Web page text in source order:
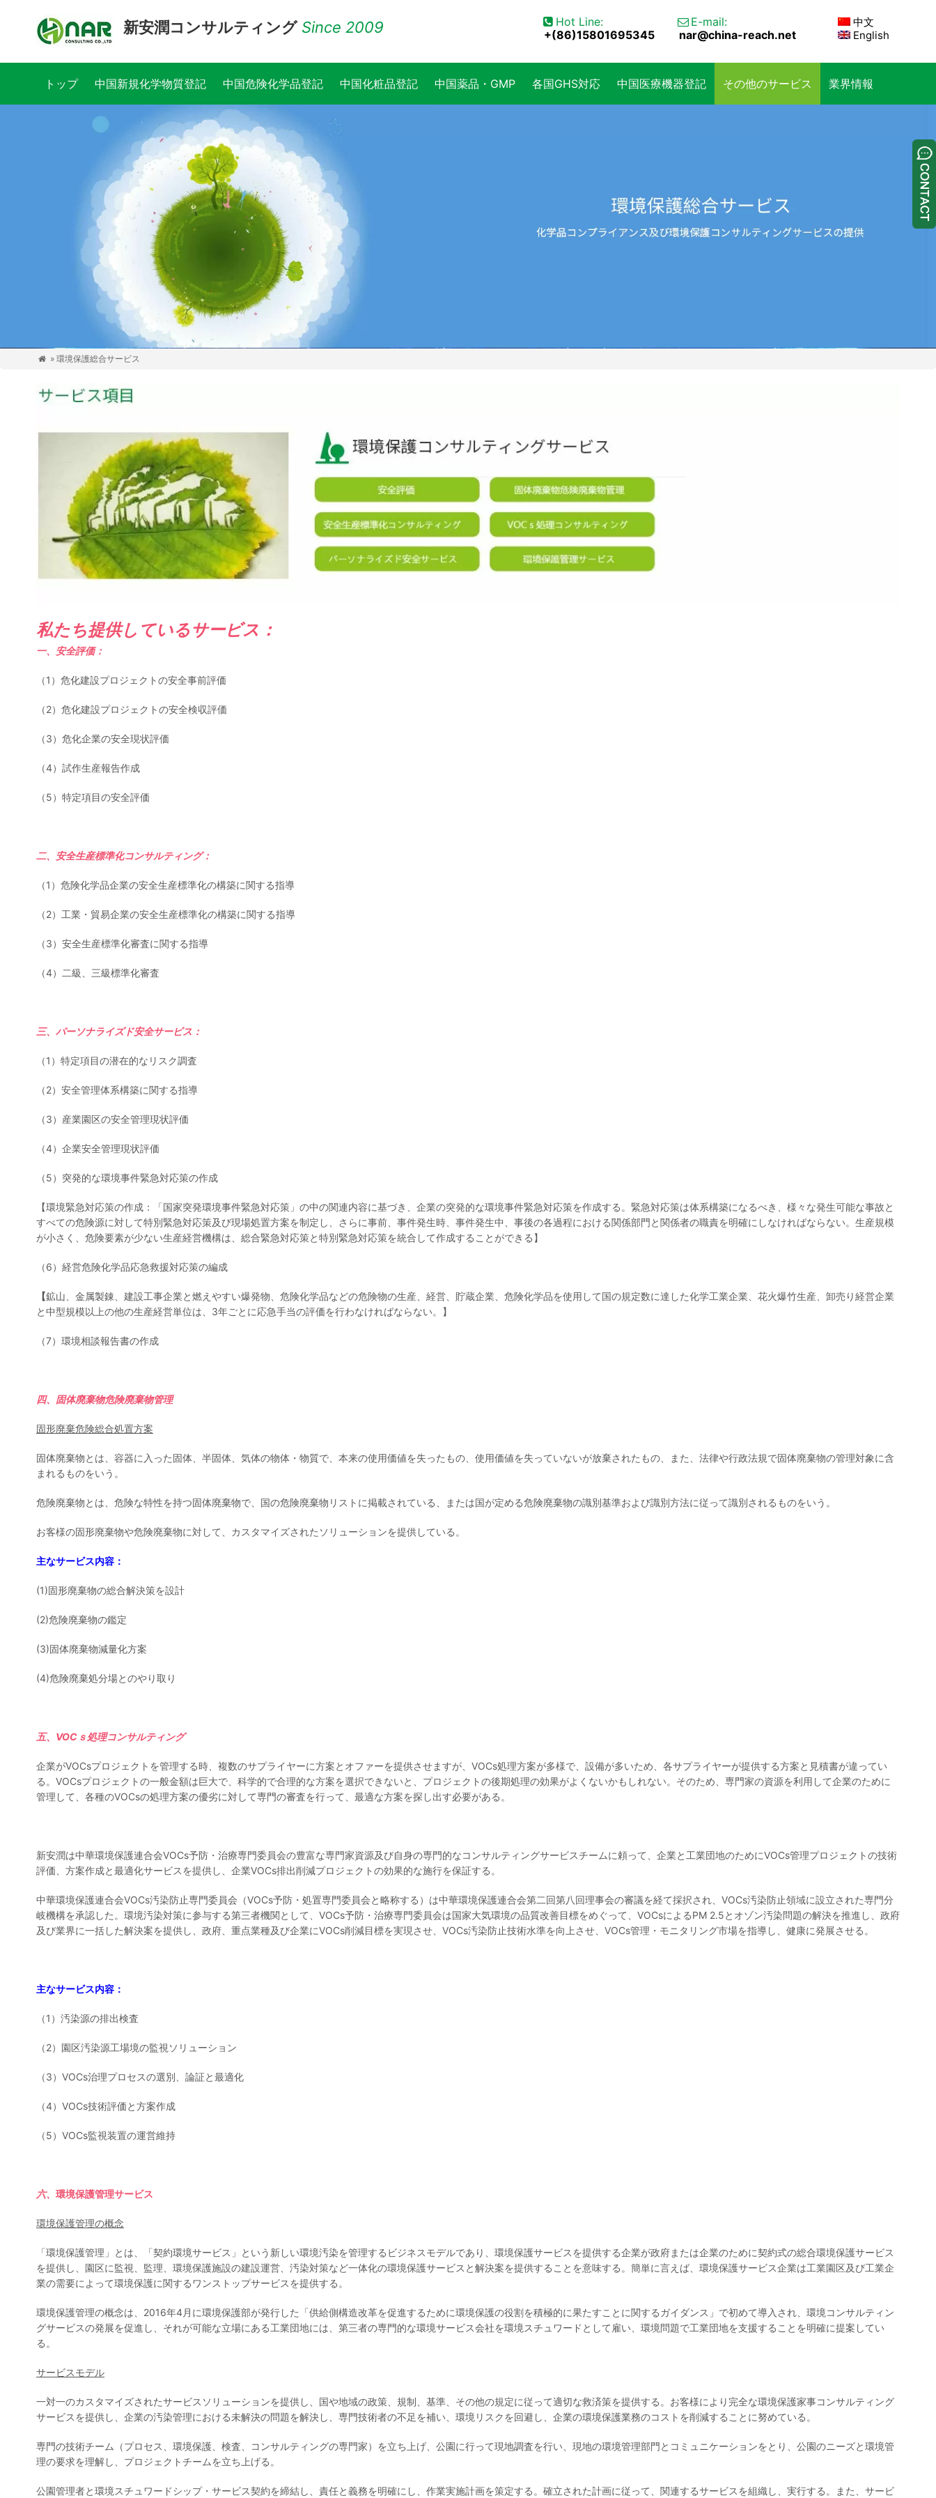
新安潤コンサルティング Since 2009  Hot Line:
+(86)15801695345
 E-mail:
nar@china-reach.net
中文
English
トップ 中国新規化学物質登記 中国危険化学品登記 中国化粧品登記 中国薬品・GMP 各国GHS対応 中国医療機器登記 その他のサービス 業界情報
 » 環境保護総合サービス
私たち提供しているサービス：
一、 安全評価：
（1）危化建設プロジェクトの安全事前評価
（2）危化建設プロジェクトの安全検収評価
（3）危化企業の安全現状評価
（4）試作生産報告作成
（5）特定項目の安全評価
二、安全生産標準化コンサルティング：
（1）危険化学品企業の安全生産標準化の構築に関する指導
（2）工業・貿易企業の安全生産標準化の構築に関する指導
（3）安全生産標準化審査に関する指導
（4）二級、三級標準化審査
三、パーソナライズド安全サービス：
（1）特定項目の潜在的なリスク調査
（2）安全管理体系構築に関する指導
（3）産業園区の安全管理現状評価
（4）企業安全管理現状評価
（5）突発的な環境事件緊急対応策の作成
【環境緊急対応策の作成：「国家突発環境事件緊急対応策」の中の関連内容に基づき、企業の突発的な環境事件緊急対応策を作成する。緊急対応策は体系構築になるべき、様々な発生可能な事故と
すべての危険源に対して特別緊急対応策及び現場処置方案を制定し、さらに事前、事件発生時、事件発生中、事後の各過程における関係部門と関係者の職責を明確にしなければならない。生産規模
が小さく、危険要素が少ない生産経営機構は、総合緊急対応策と特別緊急対応策を統合して作成することができる】
（6）経営危険化学品応急救援対応策の編成
【鉱山、金属製錬、建設工事企業と燃えやすい爆発物、危険化学品などの危険物の生産、経営、貯蔵企業、危険化学品を使用して国の規定数に達した化学工業企業、花火爆竹生産、卸売り経営企業
と中型規模以上の他の生産経営単位は、3年ごとに応急手当の評価を行わなければならない。】
（7）環境相談報告書の作成
四、 固体廃棄物危険廃棄物管理
固形廃棄危険総合処置方案
固体廃棄物とは、容器に入った固体、半固体、気体の物体・物質で、本来の使用価値を失ったもの、使用価値を失っていないが放棄されたもの、また、法律や行政法規で固体廃棄物の管理対象に含
まれるものをいう。
危険廃棄物とは、危険な特性を持つ固体廃棄物で、国の危険廃棄物リストに掲載されている、または国が定める危険廃棄物の識別基準および識別方法に従って識別されるものをいう。
お客様の固形廃棄物や危険廃棄物に対して、カスタマイズされたソリューションを提供している。
主なサービス内容：
(1)固形廃棄物の総合解決策を設計
(2)危険廃棄物の鑑定
(3)固体廃棄物減量化方案
(4)危険廃棄処分場とのやり取り
五、 VOCｓ処理コンサルティング
企業がVOCsプロジェクトを管理する時、複数のサプライヤーに方案とオファーを提供させますが、VOCs処理方案が多様で、設備が多いため、各サプライヤーが提供する方案と見積書が違ってい
る。VOCsプロジェクトの一般金額は巨大で、科学的で合理的な方案を選択できないと、プロジェクトの後期処理の効果がよくないかもしれない。そのため、専門家の資源を利用して企業のために
管理して、各種のVOCsの処理方案の優劣に対して専門の審査を行って、最適な方案を探し出す必要がある。
新安潤は中華環境保護連合会VOCs予防・治療専門委員会の豊富な専門家資源及び自身の専門的なコンサルティングサービスチームに頼って、企業と工業団地のためにVOCs管理プロジェクトの技術
評価、方案作成と最適化サービスを提供し、企業VOCs排出削減プロジェクトの効果的な施行を保証する。
中華環境保護連合会VOCs汚染防止専門委員会（VOCs予防・処置専門委員会と略称する）は中華環境保護連合会第二回第八回理事会の審議を経て採択され、VOCs汚染防止領域に設立された専門分
岐機構を承認した。環境汚染対策に参与する第三者機関として、VOCs予防・治療専門委員会は国家大気環境の品質改善目標をめぐって、VOCsによるPM 2.5とオゾン汚染問題の解決を推進し、政府
及び業界に一括した解決案を提供し、政府、重点業種及び企業にVOCs削減目標を実現させ、VOCs汚染防止技術水準を向上させ、VOCs管理・モニタリング市場を指導し、健康に発展させる。
主なサービス内容：
（1）汚染源の排出検査
（2）園区汚染源工場境の監視ソリューション
（3）VOCs治理プロセスの選別、論証と最適化
（4）VOCs技術評価と方案作成
（5）VOCs監視装置の運営維持
六、 環境保護管理サービス
環境保護管理の概念
「環境保護管理」とは、「契約環境サービス」という新しい環境汚染を管理するビジネスモデルであり、環境保護サービスを提供する企業が政府または企業のために契約式の総合環境保護サービス
を提供し、園区に監視、監理、環境保護施設の建設運営、汚染対策など一体化の環境保護サービスと解決案を提供することを意味する。簡単に言えば、環境保護サービス企業は工業園区及び工業企
業の需要によって環境保護に関するワンストップサービスを提供する。
環境保護管理の概念は、2016年4月に環境保護部が発行した「供給側構造改革を促進するために環境保護の役割を積極的に果たすことに関するガイダンス」で初めて導入され、環境コンサルティン
グサービスの発展を促進し、それが可能な立場にある工業団地には、第三者の専門的な環境サービス会社を環境スチュワードとして雇い、環境問題で工業団地を支援することを明確に提案してい
る。
サービスモデル
一対一のカスタマイズされたサービスソリューションを提供し、国や地域の政策、規制、基準、その他の規定に従って適切な救済策を提供する。お客様により完全な環境保護家事コンサルティング
サービスを提供し、企業の汚染管理における未解決の問題を解決し、専門技術者の不足を補い、環境リスクを回避し、企業の環境保護業務のコストを削減することに努めている。
専門の技術チーム（プロセス、環境保護、検査、コンサルティングの専門家）を立ち上げ、公園に行って現地調査を行い、現地の環境管理部門とコミュニケーションをとり、公園のニーズと環境管
理の要求を理解し、プロジェクトチームを立ち上げる。
公園管理者と環境スチュワードシップ・サービス契約を締結し、責任と義務を明確にし、作業実施計画を策定する。確立された計画に従って、関連するサービスを組織し、実行する。また、サービ